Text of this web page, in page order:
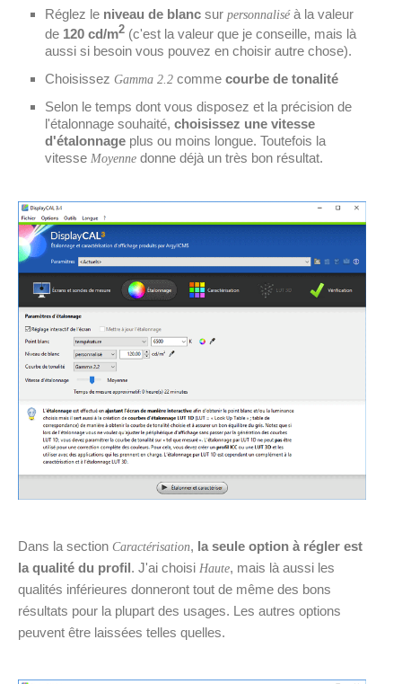
Réglez le niveau de blanc sur personnaliséà la valeur
de 120 cd/m2 (c'est la valeur que je conseille, mais là
aussi si besoin vous pouvez en choisir autre chose).
Choisissez Gamma 2.2 comme courbe de tonalité
Selon le temps dont vous disposez et la précision de
l'étalonnage souhaité, choisissez une vitesse
d'étalonnage plus ou moins longue. Toutefois la
vitesse Moyenne donne déjà un très bon résultat.
Dans la section Caractérisation, la seule option à régler est
la qualité du profil. J'ai choisi Haute, mais là aussi les
qualités inférieures donneront tout de même des bons
résultats pour la plupart des usages. Les autres options
peuvent être laissées telles quelles.